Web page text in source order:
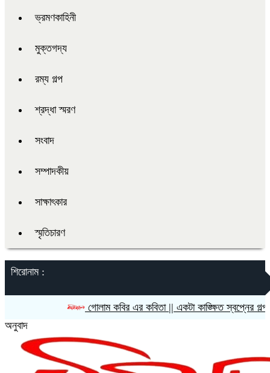
ভ্রমণকাহিনী
মুক্তগদ্য
রম্য গল্প
শ্রদ্ধা স্মরণ
সংবাদ
সম্পাদকীয়
সাক্ষাৎকার
স্মৃতিচারণ
শিরোনাম :
গোলাম কবির এর কবিতা || একটা কাঙ্ক্ষিত স্বপ্নের গল্প
অনুবাদ